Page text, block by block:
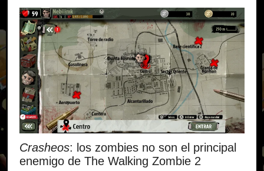
Crasheos: los zombies no son el principal
enemigo de The Walking Zombie 2